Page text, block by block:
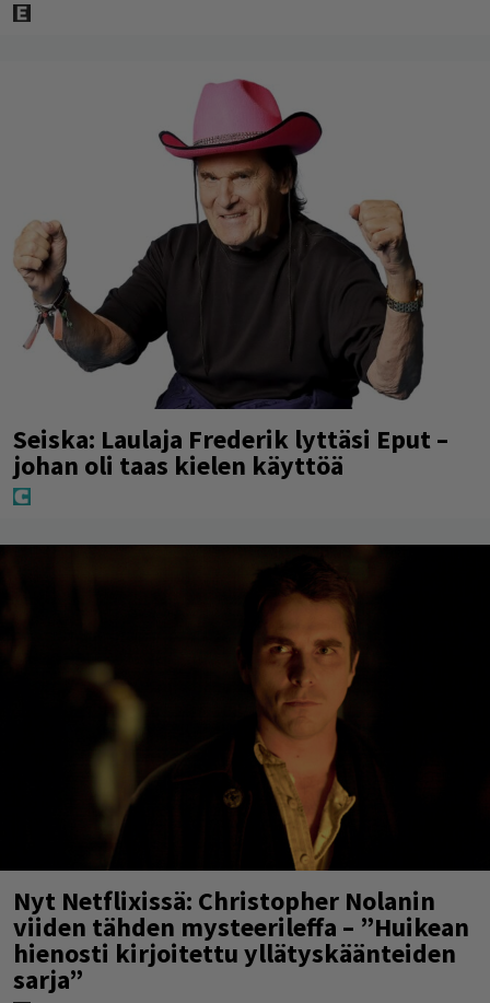
Seiska: Laulaja Frederik lyttäsi Eput –
johan oli taas kielen käyttöä
Nyt Netflixissä: Christopher Nolanin
viiden tähden mysteerileffa – ”Huikean
hienosti kirjoitettu yllätyskäänteiden
sarja”